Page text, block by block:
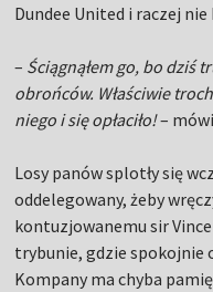
Dundee United i raczej
– Ściągnąłem go, bo dziś
obrońców. Właściwie
niego i się opłaciło!–
Losy panów splotły się
oddelegowany, żeby
kontuzjowanemu sir
trybunie, gdzie spokojnie
Kompany ma chyba